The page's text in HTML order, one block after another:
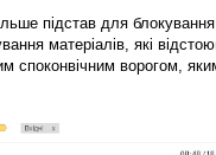
підстав для
матеріалів, які
споконвічним ворогом,